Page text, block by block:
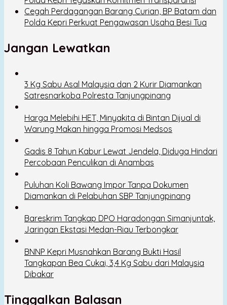
Cegah Perdagangan Barang Curian, BP Batam dan
Polda Kepri Perkuat Pengawasan Usaha Besi Tua
Jangan Lewatkan
3 Kg Sabu Asal Malaysia dan 2 Kurir Diamankan
Satresnarkoba Polresta Tanjungpinang
Harga Melebihi HET, Minyakita di Bintan Dijual di
Warung Makan hingga Promosi Medsos
Gadis 8 Tahun Kabur Lewat Jendela, Diduga Hindari
Percobaan Penculikan di Anambas
Puluhan Koli Bawang Impor Tanpa Dokumen
Diamankan di Pelabuhan SBP Tanjungpinang
Bareskrim Tangkap DPO Haradongan Simanjuntak,
Jaringan Ekstasi Medan-Riau Terbongkar
BNNP Kepri Musnahkan Barang Bukti Hasil
Tangkapan Bea Cukai, 3,4 Kg Sabu dari Malaysia
Dibakar
Tinggalkan Balasan